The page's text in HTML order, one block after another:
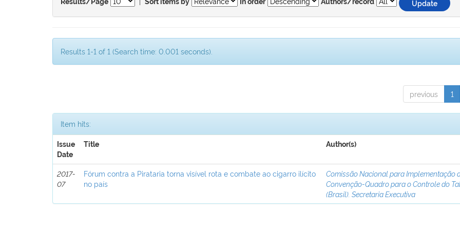
Results/Page Sort items by In order Authors/record
Results 1-1 of 1 (Search time: 0.001 seconds).
previous 1
Item hits:
Issue
Date
Title Author(s)
2017-
07
Fórum contra a Pirataria torna visível rota e combate ao cigarro ilícito
no país
Comissão Nacional para Implementação
Convenção-Quadro para o Controle do
(Brasil). Secretaria Executiva